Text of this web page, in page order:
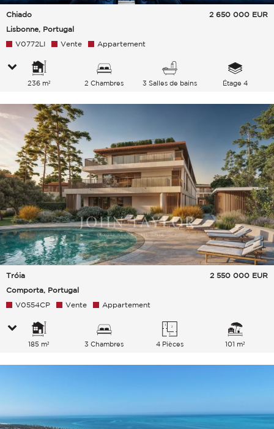
Chiado
Lisbonne, Portugal
2 650 000 EUR
V0772LI Vente Appartement
236 m² 2 Chambres 3 Salles de bains Étage 4
Tróia
Comporta, Portugal
2 550 000 EUR
V0554CP Vente Appartement
185 m² 3 Chambres 4 Pièces 101 m²